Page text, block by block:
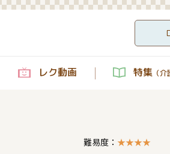
レク動画 特集 （
難易度： ★★★★